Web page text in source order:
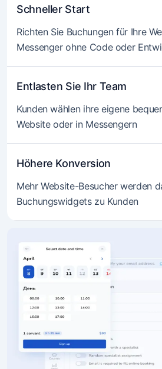
Schneller Start
Richten Sie Buchungen für Ihre
Messenger ohne Code oder
Entlasten Sie Ihr Team
Kunden wählen ihre eigene
Website oder in Messengern
Höhere Konversion
Mehr Website-Besucher werden
Buchungswidgets zu Kunden